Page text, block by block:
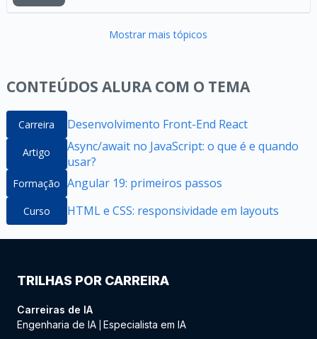
Mostrar mais tópicos
CONTEÚDOS ALURA COM O TEMA
Carreira Desenvolvimento Front-End React
Artigo
Async/await no JavaScript: o que é e quando
usar?
Formação Angular 19: primeiros passos
Curso HTML e CSS: responsividade em layouts
TRILHAS POR CARREIRA
Carreiras de IA
Engenharia de IA Especialista em IA